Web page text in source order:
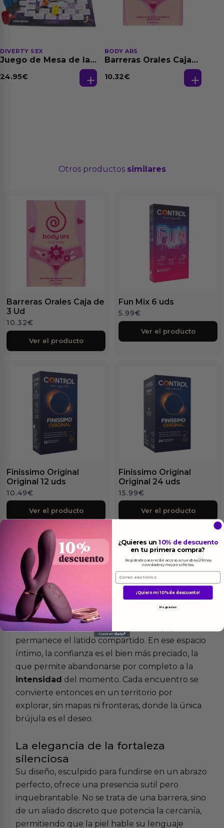
DIVERTY SEX
Juego de Mesa de las
24.95€
BODY ARS
Barreras Orales Caja
10.32€
Otros productos similares
Barreras Orales Caja de
3 Ud
10.32€
Ver el producto
Fun Mix 6 uds
5.99€
Ver el producto
Finissimo Original
Original 12 uds
10.49€
Ver el producto
Finissimo Original
Original 24 uds
15.99€
Ver el producto
Másinformacion
Existe un instante, suspendido en el tiempo,
donde el mundo exterior se desdibuja y solo
permanece el latido compartido. En ese espacio
íntimo, la confianza es el bien más preciado, la
que permite abandonarse por completo a la
intensidad del momento. Cada encuentro se
convierte entonces en un territorio por
explorar, sin mapas ni fronteras, donde la única
brújula es el deseo.
La elegancia de la fortaleza
silenciosa
Su diseño, esculpido para fundirse en un abrazo
perfecto, ofrece una presencia sutil pero
inquebrantable. No se trata de una barrera, sino
de un aliado discreto que potencia la cercanía,
permitiendo que la piel hable su lenguaje
¿Quieres un10% de descuento
en tu primera compra?
Regístrate para recibir acceso a nuestras últimas
novedades y mejores ofertas.
Email
¡Quiero mi 10% de descuento!
No, gracias